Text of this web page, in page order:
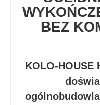
BEZ
KOLO-HOUSE